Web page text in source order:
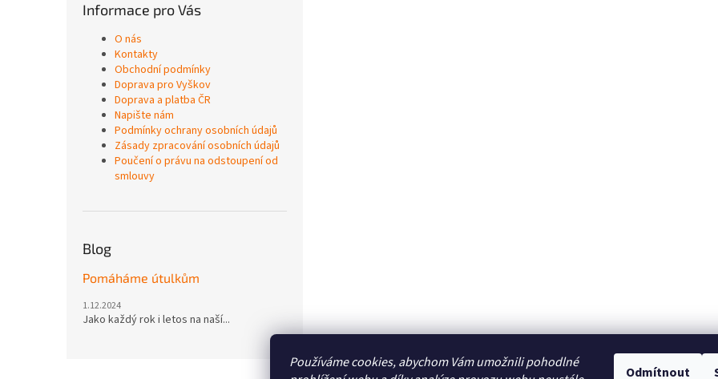
Používáme cookies, abychom Vám umožnili pohodlné
Odmítnout
Informace pro Vás
O nás
Kontakty
Obchodní podmínky
Doprava pro Vyškov
Doprava a platba ČR
Napište nám
Podmínky ochrany osobních údajů
Zásady zpracování osobních údajů
Poučení o právu na odstoupení od
smlouvy
Blog
Pomáháme útulkům
1.12.2024
Jako každý rok i letos na naší...